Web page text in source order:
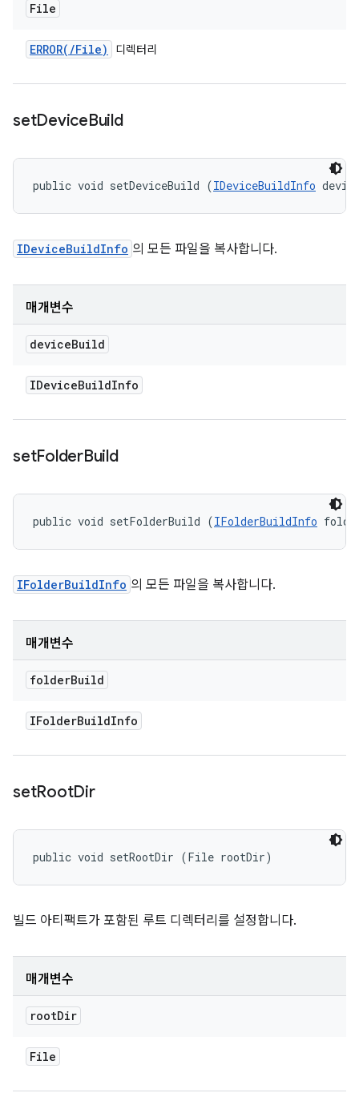
File
ERROR( /File) 디렉터리
setDeviceBuild
public void setDeviceBuild (IDeviceBuildInfo
IDeviceBuildInfo 의 모든 파일을 복사합니다.
매개변수
deviceBuild
IDeviceBuildInfo
setFolderBuild
public void setFolderBuild (IFolderBuildInfo
IFolderBuildInfo 의 모든 파일을 복사합니다.
매개변수
folderBuild
IFolderBuildInfo
setRootDir
public void setRootDir (File rootDir)
빌드 아티팩트가 포함된 루트 디렉터리를 설정합니다.
매개변수
rootDir
File